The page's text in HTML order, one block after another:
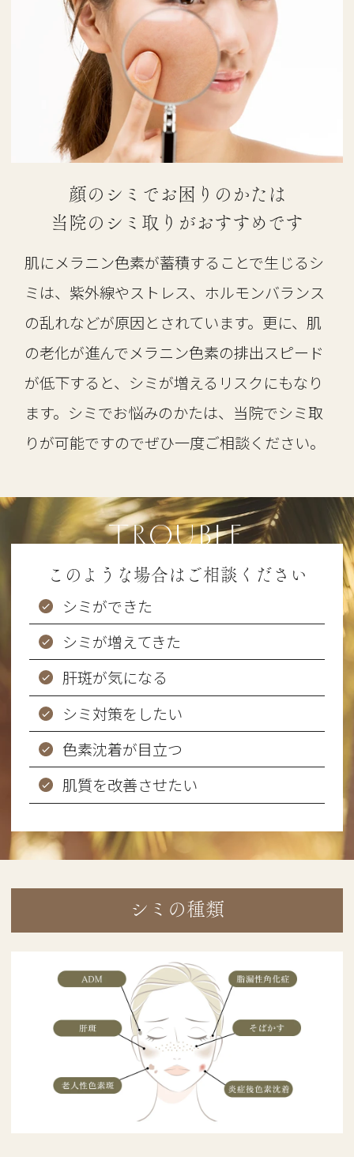
顔のシミでお困りのかたは
当院のシミ取りがおすすめです
肌にメラニン色素が蓄積することで生じるシ
ミは、紫外線やストレス、ホルモンバランス
の乱れなどが原因とされています。更に、肌
の老化が進んでメラニン色素の排出スピード
が低下すると、シミが増えるリスクにもなり
ます。シミでお悩みのかたは、当院でシミ取
りが可能ですのでぜひ一度ご相談ください。
TROUBLE
このような場合はご相談ください
シミができた
シミが増えてきた
肝斑が気になる
シミ対策をしたい
色素沈着が目立つ
肌質を改善させたい
シミの種類